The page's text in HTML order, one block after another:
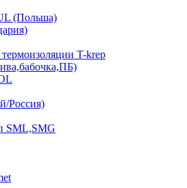
(Польша)
T-krep
Россия)
SML,SMG